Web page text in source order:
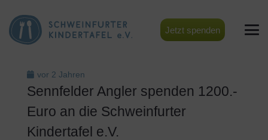
Jetzt spenden
vor 2 Jahren
Sennfelder Angler spenden 1200.-
Euro an die Schweinfurter
Kindertafel e.V.